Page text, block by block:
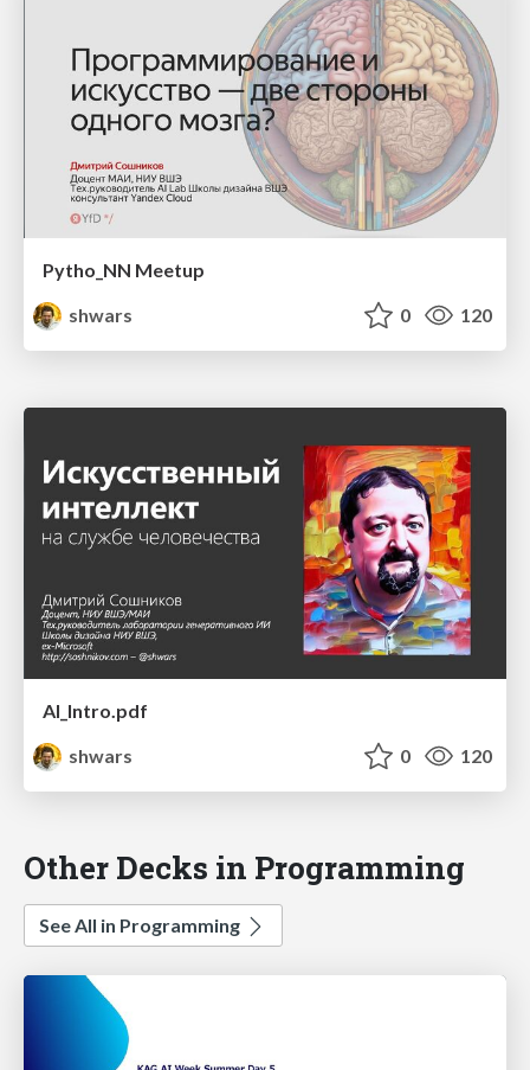
Pytho_NN Meetup
shwars
0 120
AI_Intro.pdf
shwars
0 120
Other Decks in Programming
See All in Programming